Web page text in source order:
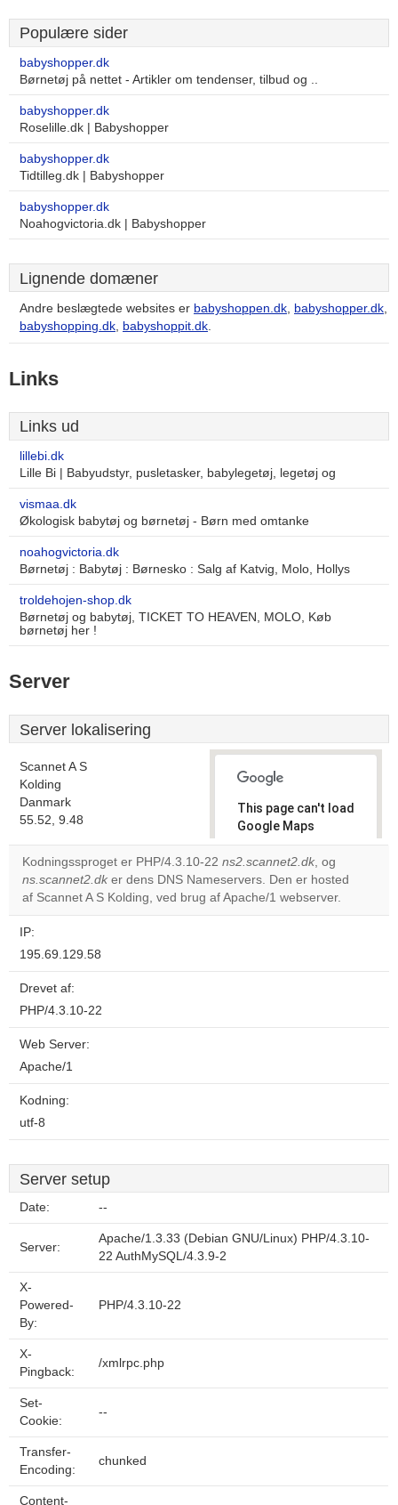
Populære sider
babyshopper.dk
Børnetøj på nettet - Artikler om tendenser, tilbud og ..
babyshopper.dk
Roselille.dk | Babyshopper
babyshopper.dk
Tidtilleg.dk | Babyshopper
babyshopper.dk
Noahogvictoria.dk | Babyshopper
Lignende domæner
Andre beslægtede websites er babyshoppen.dk, babyshopper.dk,
babyshopping.dk, babyshoppit.dk.
Links
Links ud
lillebi.dk
Lille Bi | Babyudstyr, pusletasker, babylegetøj, legetøj og
vismaa.dk
Økologisk babytøj og børnetøj - Børn med omtanke
noahogvictoria.dk
Børnetøj : Babytøj : Børnesko : Salg af Katvig, Molo, Hollys
troldehojen-shop.dk
Børnetøj og babytøj, TICKET TO HEAVEN, MOLO, Køb
børnetøj her !
Server
Server lokalisering
Scannet A S
Kolding
Danmark
55.52, 9.48
This page can't load
Google Maps
correctly.
Do you
own this
OK
Kodningssproget er PHP/4.3.10-22 ns2.scannet2.dk, og
ns.scannet2.dk er dens DNS Nameservers. Den er hosted
af Scannet A S Kolding, ved brug af Apache/1 webserver.
IP:
195.69.129.58
Drevet af:
PHP/4.3.10-22
Web Server:
Apache/1
Kodning:
utf-8
Server setup
Date: --
Server:
Apache/1.3.33 (Debian GNU/Linux) PHP/4.3.10-
22 AuthMySQL/4.3.9-2
X-
Powered-
By:
PHP/4.3.10-22
X-
Pingback:
/xmlrpc.php
Set-
Cookie:
--
Transfer-
Encoding:
chunked
Content-